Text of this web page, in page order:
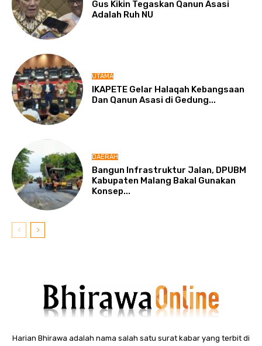
Gus Kikin Tegaskan Qanun Asasi
Adalah Ruh NU
UTAMA
IKAPETE Gelar Halaqah Kebangsaan
Dan Qanun Asasi di Gedung...
DAERAH
Bangun Infrastruktur Jalan, DPUBM
Kabupaten Malang Bakal Gunakan
Konsep...
Harian Bhirawa adalah nama salah satu surat kabar yang terbit di